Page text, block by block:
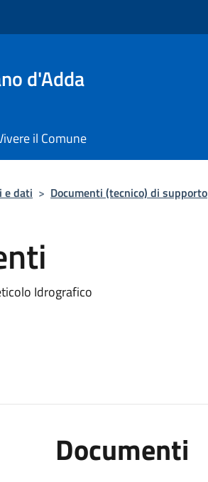
d'Adda
il Comune
e dati > Documenti (tecnico) di supporto
Idrografico
Documenti